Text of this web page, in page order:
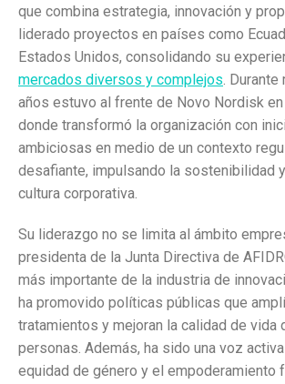
que combina estrategia, innovación y
liderado proyectos en países como
Estados Unidos, consolidando su
mercados diversos y complejos. Durante
años estuvo al frente de Novo Nordisk en
donde transformó la organización con
ambiciosas en medio de un contexto
desafiante, impulsando la sostenibilidad
cultura corporativa.
Su liderazgo no se limita al ámbito
presidenta de la Junta Directiva de
más importante de la industria de
ha promovido políticas públicas que
tratamientos y mejoran la calidad de vida
personas. Además, ha sido una voz
equidad de género y el empoderamiento